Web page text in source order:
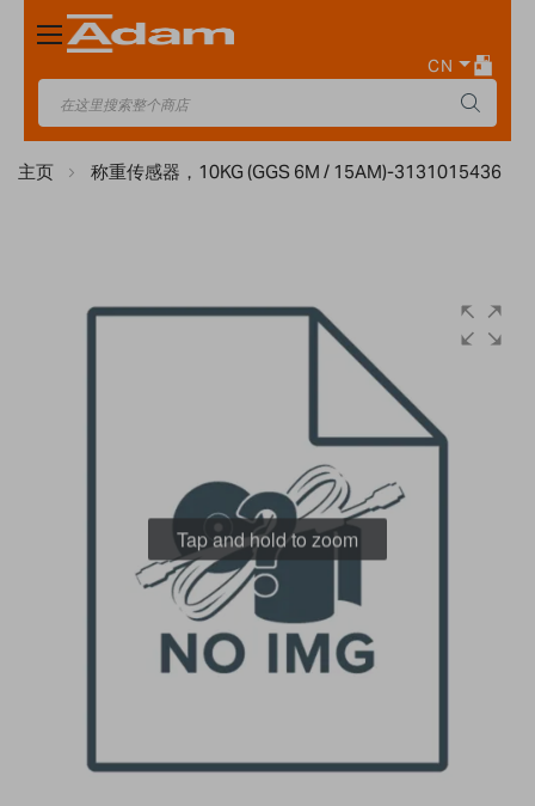
Toggle
Nav
CN
主页 称重传感器，10KG (GGS 6M / 15AM)-3131015436
Tap and hold to zoom